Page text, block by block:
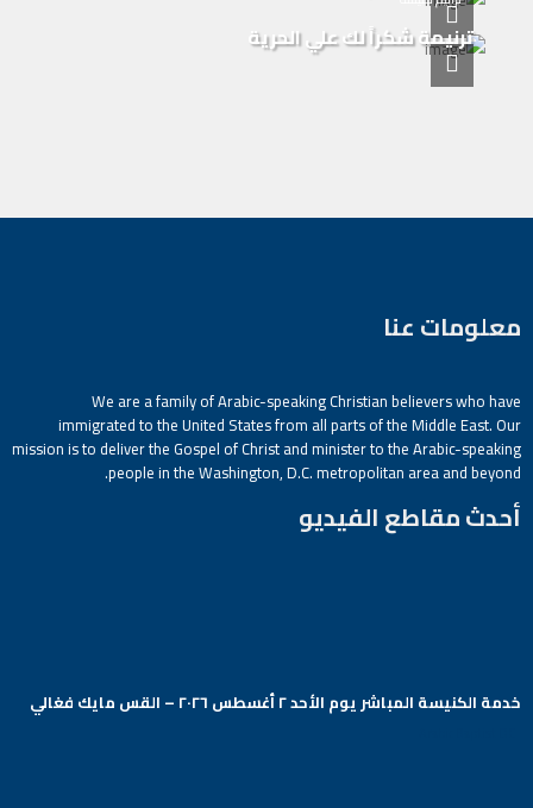
ترنيمة شكراً لك علي الحرية
معلومات عنا
We are a family of Arabic-speaking Christian believers who have
immigrated to the United States from all parts of the Middle East. Our
mission is to deliver the Gospel of Christ and minister to the Arabic-speaking
people in the Washington, D.C. metropolitan area and beyond.
أحدث مقاطع الفيديو
خدمة الكنيسة المباشر يوم الأحد ٢ أغسطس ٢٠٢٦ – القس مايك فغالي